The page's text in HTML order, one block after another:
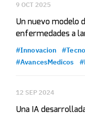
9 OCT 2025
Un nuevo modelo
enfermedades a
#Innovacion
#AvancesMedicos
12 SEP 2024
Una IA